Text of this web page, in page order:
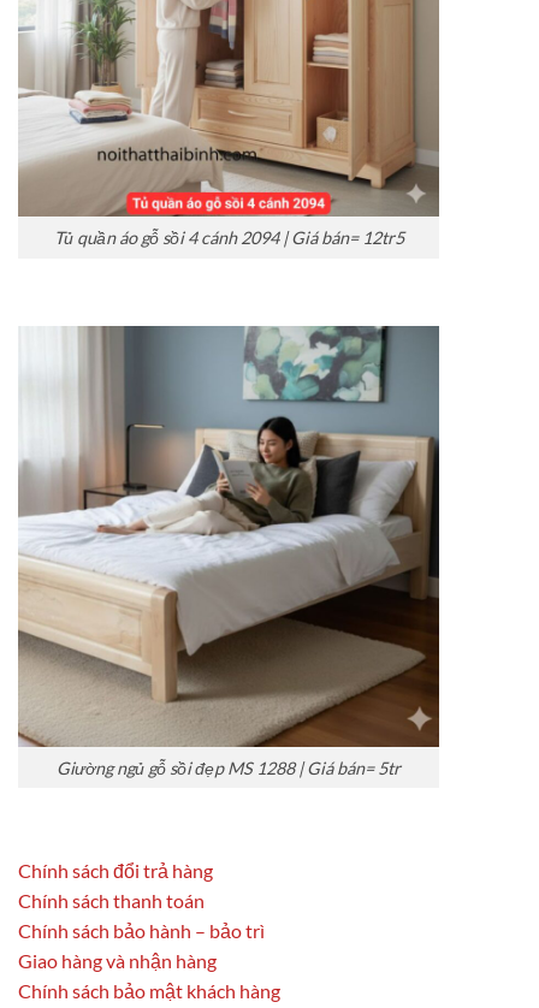
Tủ quần áo gỗ sồi 4 cánh 2094 | Giá bán= 12tr5
Giường ngủ gỗ sồi đẹp MS 1288 | Giá bán= 5tr
Chính sách đổi trả hàng
Chính sách thanh toán
Chính sách bảo hành – bảo trì
Giao hàng và nhận hàng
Chính sách bảo mật khách hàng